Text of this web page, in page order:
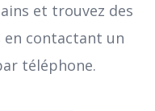
et trouvez des
en contactant un
téléphone.